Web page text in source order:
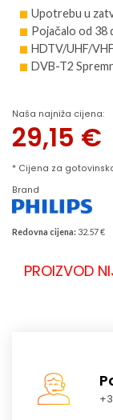
Upotrebu u
Pojačalo od 38
HDTV/UHF/VHF
DVB-T2
Naša najniža cijena:
29,15 €
* Cijena za
Brand
Redovna cijena: 32.57 €
PROIZVOD